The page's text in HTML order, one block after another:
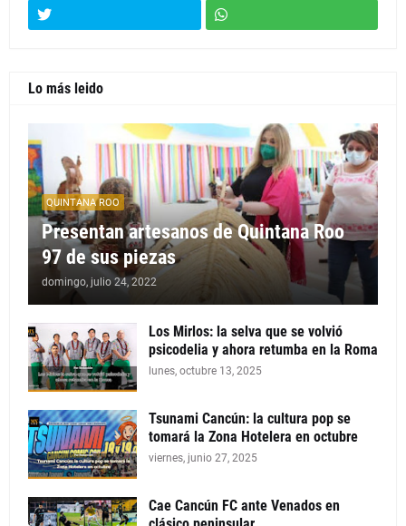
Lo más leido
QUINTANA ROO
Presentan artesanos de Quintana Roo
97 de sus piezas
domingo, julio 24, 2022
Los Mirlos: la selva que se volvió
psicodelia y ahora retumba en la Roma
lunes, octubre 13, 2025
Tsunami Cancún: la cultura pop se
tomará la Zona Hotelera en octubre
viernes, junio 27, 2025
Cae Cancún FC ante Venados en